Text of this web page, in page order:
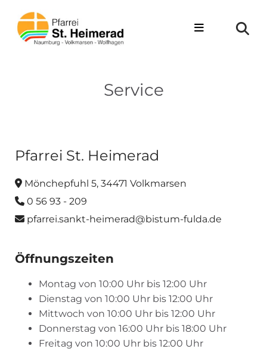
Service
Pfarrei St. Heimerad
 Mönchepfuhl 5, 34471 Volkmarsen
 0 56 93 - 209
 pfarrei.sankt-heimerad@bistum-fulda.de
Öffnungszeiten
Montag von 10:00 Uhr bis 12:00 Uhr
Dienstag von 10:00 Uhr bis 12:00 Uhr
Mittwoch von 10:00 Uhr bis 12:00 Uhr
Donnerstag von 16:00 Uhr bis 18:00 Uhr
Freitag von 10:00 Uhr bis 12:00 Uhr